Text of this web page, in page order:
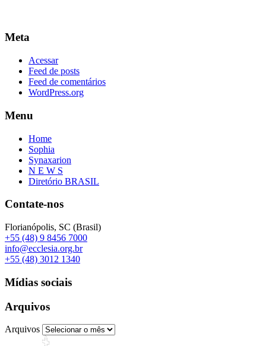
Meta
Acessar
Feed de posts
Feed de comentários
WordPress.org
Menu
Home
Sophia
Synaxarion
N E W S
Diretório BRASIL
Contate-nos
Florianópolis, SC (Brasil)
+55 (48) 9 8456 7000
info@ecclesia.org.br
+55 (48) 3012 1340
Mídias sociais
Arquivos
Arquivos